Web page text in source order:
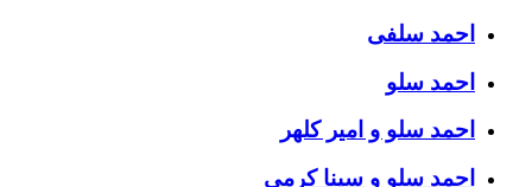
احمد سلفی
احمد سلو
احمد سلو و امیر کلهر
احمد سلو و سینا کرمی